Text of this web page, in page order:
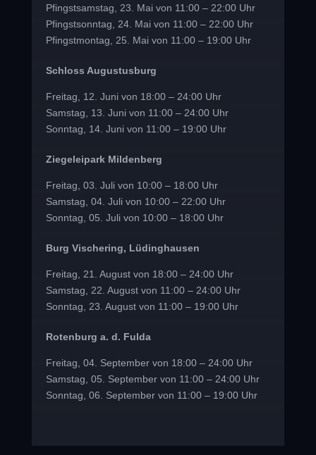
Pfingstsamstag, 23. Mai von 11:00 – 22:00 Uhr
Pfingstsonntag, 24. Mai von 11:00 – 22:00 Uhr
Pfingstmontag, 25. Mai von 11:00 – 19:00 Uhr
Schloss Augustusburg
Freitag, 12. Juni von 18:00 – 24:00 Uhr
Samstag, 13. Juni von 11:00 – 24:00 Uhr
Sonntag, 14. Juni von 11:00 – 19:00 Uhr
Ziegeleipark Mildenberg
Freitag, 03. Juli von 10:00 – 18:00 Uhr
Samstag, 04. Juli von 10:00 – 22:00 Uhr
Sonntag, 05. Juli von 10:00 – 18:00 Uhr
Burg Vischering, Lüdinghausen
Freitag, 21. August von 18:00 – 24:00 Uhr
Samstag, 22. August von 11:00 – 24:00 Uhr
Sonntag, 23. August von 11:00 – 19:00 Uhr
Rotenburg a. d. Fulda
Freitag, 04. September von 18:00 – 24:00 Uhr
Samstag, 05. September von 11:00 – 24:00 Uhr
Sonntag, 06. September von 11:00 – 19:00 Uhr